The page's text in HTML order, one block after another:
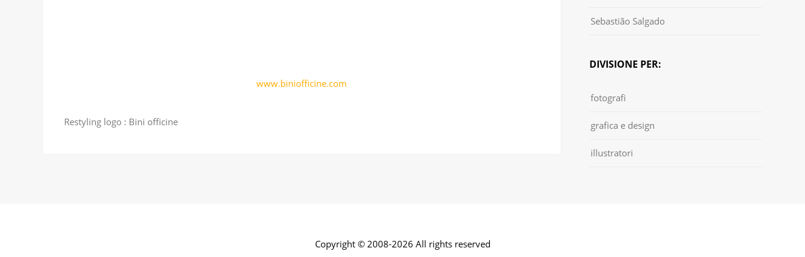
www.biniofficine.com
Restyling logo : Bini officine
Sebastião Salgado
DIVISIONE PER:
fotografi
grafica e design
illustratori
Copyright © 2008-2026 All rights reserved